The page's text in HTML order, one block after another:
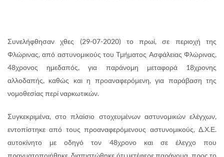
Συνελήφθησαν χθες (29-07-2020) το πρωί, σε περιοχή της
Φλώρινας, από αστυνομικούς του Τμήματος Ασφάλειας Φλώρινας,
48χρονος ημεδαπός, για παράνομη μεταφορά 18χρονης
αλλοδαπής, καθώς και η προαναφερόμενη, για παράβαση της
νομοθεσίας περί ναρκωτικών.
Συγκεκριμένα, στο πλαίσιο στοχευμένων αστυνομικών ελέγχων,
εντοπίστηκε από τους προαναφερόμενους αστυνομικούς, Δ.Χ.Ε.
αυτοκίνητο με οδηγό τον 48χρονο και σε έλεγχο που
πραγματοποιήθηκε, διαπιστώθηκε ότι μετέφερε παράνομα, προς το